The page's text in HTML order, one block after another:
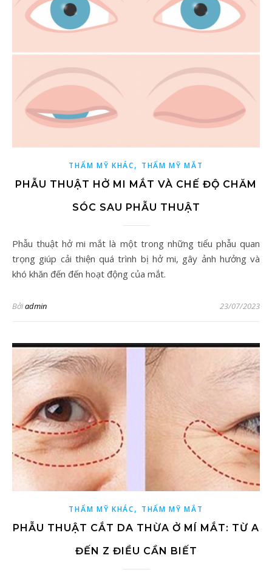
THẨM MỸ KHÁC, THẨM MỸ MẮT
PHẪU THUẬT HỞ MI MẮT VÀ CHẾ ĐỘ CHĂM
SÓC SAU PHẪU THUẬT
Phẫu thuật hở mi mắt là một trong những tiểu phẫu quan
trọng giúp cải thiện quá trình bị hở mi, gây ảnh hưởng và
khó khăn đến đến hoạt động của mắt.
Bởiadmin 23/07/2023
THẨM MỸ KHÁC, THẨM MỸ MẮT
PHẪU THUẬT CẮT DA THỪA Ở MÍ MẮT: TỪ A
ĐẾN Z ĐIỀU CẦN BIẾT